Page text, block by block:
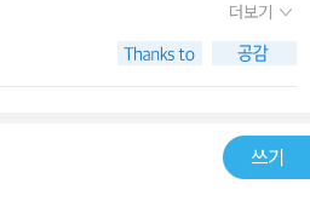
할 줄 모르는 자아의 내부 투쟁에 메
고민거리들은 어느새 내 몸의 일부가
끔거릴 때가 있을 뿐이죠. 잊고 살다
가시의 이름은 ‘미련‘이 아닐까 합니
문제들은 우리를 과거 어느 시점에
더보기
쓰기